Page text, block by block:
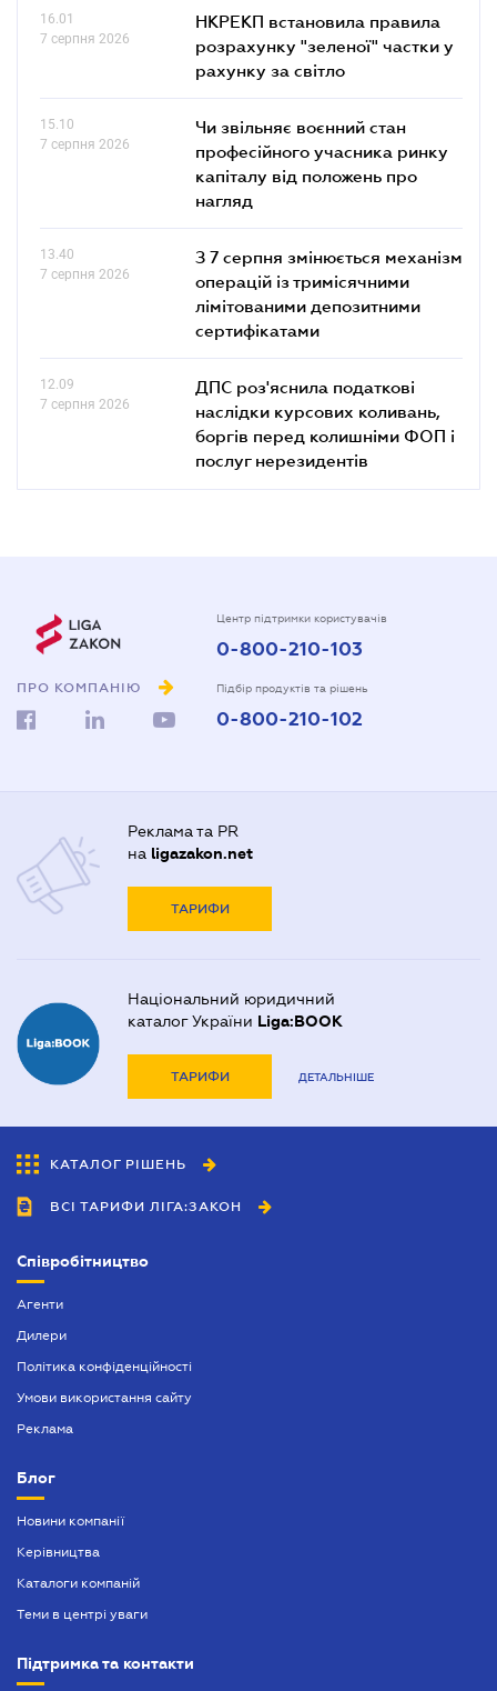
16.01
7 серпня 2026
НКРЕКП встановила правила
розрахунку "зеленої" частки у
рахунку за світло
15.10
7 серпня 2026
Чи звільняє воєнний стан
професійного учасника ринку
капіталу від положень про
нагляд
13.40
7 серпня 2026
З 7 серпня змінюється механізм
операцій із тримісячними
лімітованими депозитними
сертифікатами
12.09
7 серпня 2026
ДПС роз'яснила податкові
наслідки курсових коливань,
боргів перед колишніми ФОП і
послуг нерезидентів
ПРО КОМПАНІЮ
Центр підтримки користувачів
0-800-210-103
Підбір продуктів та рішень
0-800-210-102
Реклама та PR
на ligazakon.net
ТАРИФИ
Національний юридичний
каталог України Liga:BOOK
ТАРИФИ ДЕТАЛЬНІШЕ
КАТАЛОГ РІШЕНЬ
ВСІ ТАРИФИ ЛІГА:ЗАКОН
Співробітництво
Агенти
Дилери
Політика конфіденційності
Умови використання сайту
Реклама
Блог
Новини компанії
Керівництва
Каталоги компаній
Теми в центрі уваги
Підтримка та контакти